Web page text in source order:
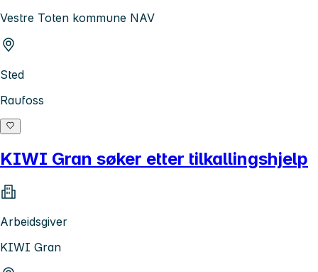
Vestre Toten kommune NAV
Sted
Raufoss
KIWI Gran søker etter tilkallingshjelp
Arbeidsgiver
KIWI Gran